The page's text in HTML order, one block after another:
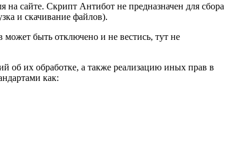
на сайте. Скрипт Антибот не предназначен для сбора
и скачивание файлов).
может быть отключено и не вестись, тут не
об их обработке, а также реализацию иных прав в
как: